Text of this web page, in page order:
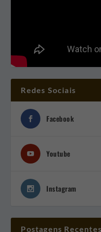
Redes Sociais
Facebook
Youtube
Instagram
Postagens Recentes